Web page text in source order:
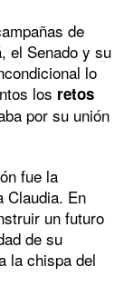
de
el Senado y su
lo
los retos
por su unión
fue la
Claudia. En
un futuro
de su
la chispa del